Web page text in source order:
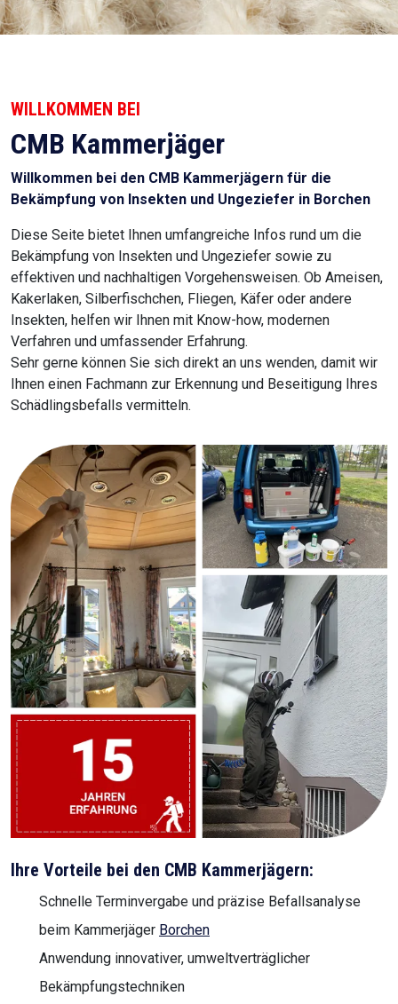
WILLKOMMEN BEI
CMB Kammerjäger
Willkommen bei den CMB Kammerjägern für die
Bekämpfung von Insekten und Ungeziefer in Borchen
Diese Seite bietet Ihnen umfangreiche Infos rund um die
Bekämpfung von Insekten und Ungeziefer sowie zu
effektiven und nachhaltigen Vorgehensweisen. Ob Ameisen,
Kakerlaken, Silberfischchen, Fliegen, Käfer oder andere
Insekten, helfen wir Ihnen mit Know-how, modernen
Verfahren und umfassender Erfahrung.
Sehr gerne können Sie sich direkt an uns wenden, damit wir
Ihnen einen Fachmann zur Erkennung und Beseitigung Ihres
Schädlingsbefalls vermitteln.
Ihre Vorteile bei den CMB Kammerjägern:
Schnelle Terminvergabe und präzise Befallsanalyse
beim Kammerjäger Borchen
Anwendung innovativer, umweltverträglicher
Bekämpfungstechniken